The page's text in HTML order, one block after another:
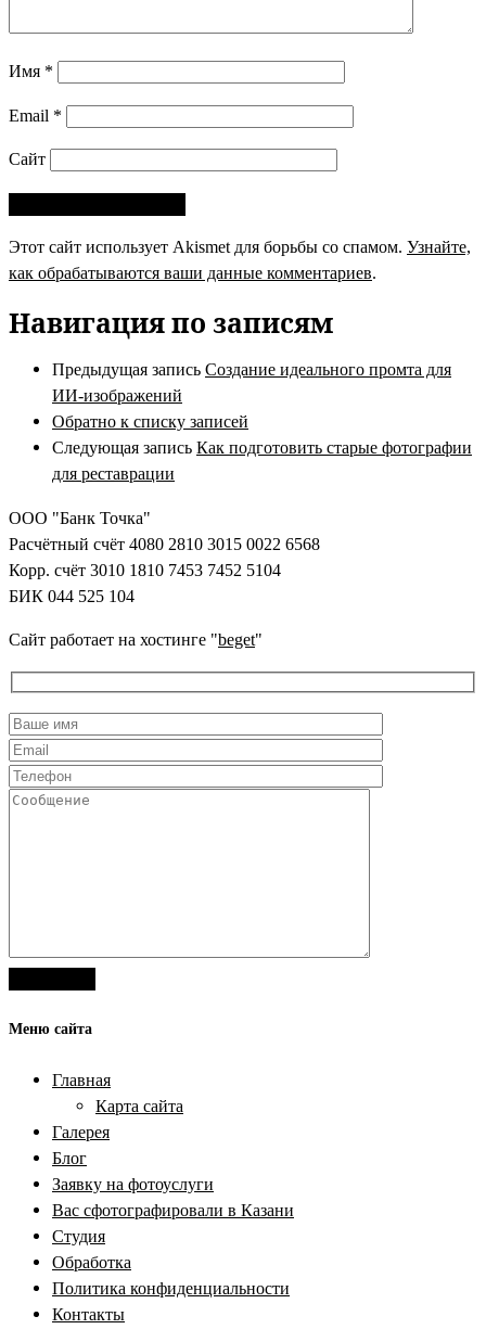
Имя *
Email *
Сайт
Этот сайт использует Akismet для борьбы со спамом. Узнайте,
как обрабатываются ваши данные комментариев.
Навигация по записям
Предыдущая запись Создание идеального промта для
ИИ-изображений
Обратно к списку записей
Следующая запись Как подготовить старые фотографии
для реставрации
ООО "Банк Точка"
Расчётный счёт 4080 2810 3015 0022 6568
Корр. счёт 3010 1810 7453 7452 5104
БИК 044 525 104
Сайт работает на хостинге "beget"
Меню сайта
Главная
Карта сайта
Галерея
Блог
Заявку на фотоуслуги
Вас сфотографировали в Казани
Студия
Обработка
Политика конфиденциальности
Контакты